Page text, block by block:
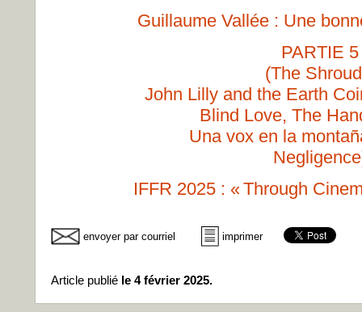
Guillaume Vallée : Une
PARTIE 5
(The
John Lilly and the Earth
Blind Love, The
Una vox en la
IFFR 2025 : « Through
envoyer par courriel imprimer
Article publié le 4 février 2025.